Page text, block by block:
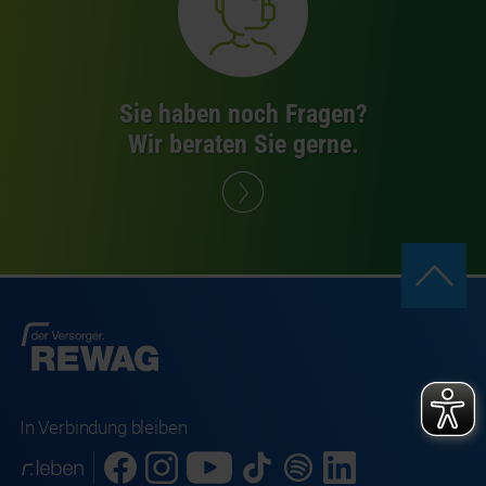
Sie haben noch Fragen?
Wir beraten Sie gerne.
In Verbindung bleiben